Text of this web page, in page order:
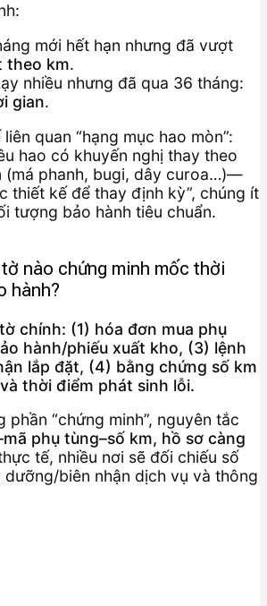
mới hết hạn nhưng đã vượt
theo km.
nhiều nhưng đã qua 36 tháng:
gian.
quan “hạng mục hao mòn”:
hao có khuyến nghị thay theo
(má phanh, bugi, dây curoa…)—
thiết kế để thay định kỳ”, chúng ít
tượng bảo hành tiêu chuẩn.
nào chứng minh mốc thời
hành?
chính: (1) hóa đơn mua phụ
hành/phiếu xuất kho, (3) lệnh
lắp đặt, (4) bằng chứng số km
thời điểm phát sinh lỗi.
“chứng minh”, nguyên tắc
phụ tùng–số km, hồ sơ càng
tế, nhiều nơi sẽ đối chiếu số
biên nhận dịch vụ và thông